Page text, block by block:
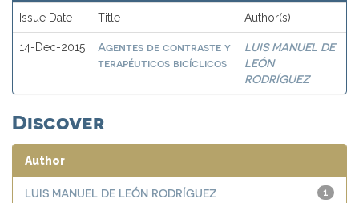
Issue Date Title Author(s)
14-Dec-2015
Agentes de contraste y
terapéuticos bicíclicos
LUIS MANUEL DE
LEÓN
RODRÍGUEZ
Discover
Author
1
LUIS MANUEL DE LEÓN RODRÍGUEZ